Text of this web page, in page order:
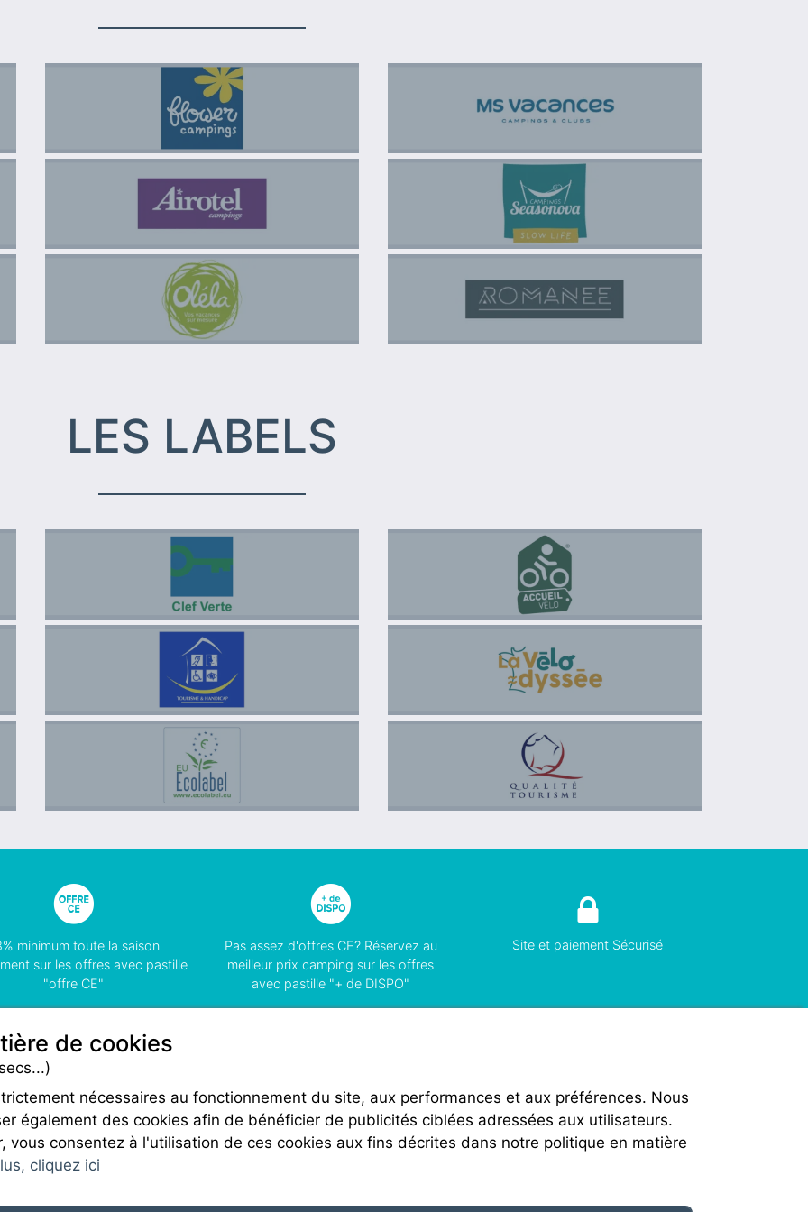
LES LABELS
minimum toute la saison
sur les offres avec pastille
"offre CE"
Pas assez d'offres CE? Réservez au
meilleur prix camping sur les offres
avec pastille "+ de DISPO"
Site et paiement Sécurisé
Rejoignez-nous
de cookies
nécessaires au fonctionnement du site, aux performances et aux préférences. Nous
également des cookies afin de bénéficier de publicités ciblées adressées aux utilisateurs.
vous consentez à l'utilisation de ces cookies aux fins décrites dans notre politique en matière
cliquez ici